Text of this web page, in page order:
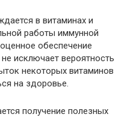
в витаминах и
работы иммунной
обеспечение
исключает вероятность
некоторых витаминов
на здоровье.
получение полезных